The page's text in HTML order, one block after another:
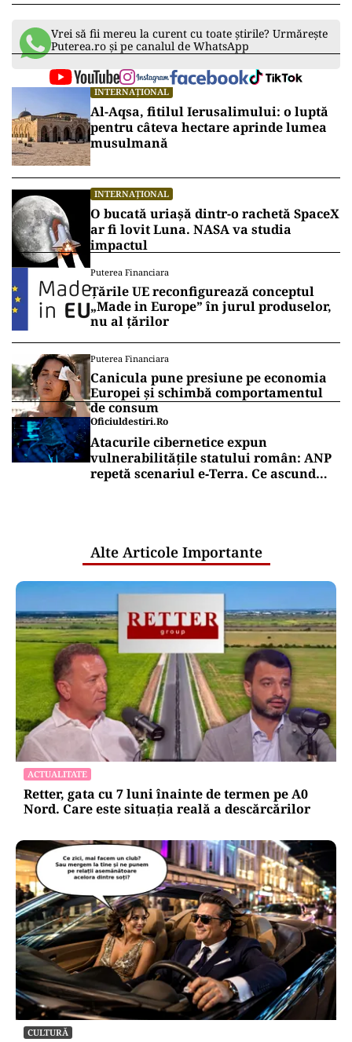
Vrei să fii mereu la curent cu toate știrile? Urmărește
Puterea.ro și pe canalul de WhatsApp
INTERNAȚIONAL
Al-Aqsa, fitilul Ierusalimului: o luptă
pentru câteva hectare aprinde lumea
musulmană
INTERNAȚIONAL
O bucată uriașă dintr-o rachetă SpaceX
ar fi lovit Luna. NASA va studia
impactul
Puterea Financiara
Țările UE reconfigurează conceptul
„Made in Europe” în jurul produselor,
nu al țărilor
Puterea Financiara
Canicula pune presiune pe economia
Europei și schimbă comportamentul
de consum
Oficiuldestiri.ro
Atacurile cibernetice expun
vulnerabilitățile statului român: ANP
repetă scenariul e‑Terra. Ce ascund
Alte Articole Importante
ACTUALITATE
Retter, gata cu 7 luni înainte de termen pe A0
Nord. Care este situația reală a descărcărilor
CULTURĂ